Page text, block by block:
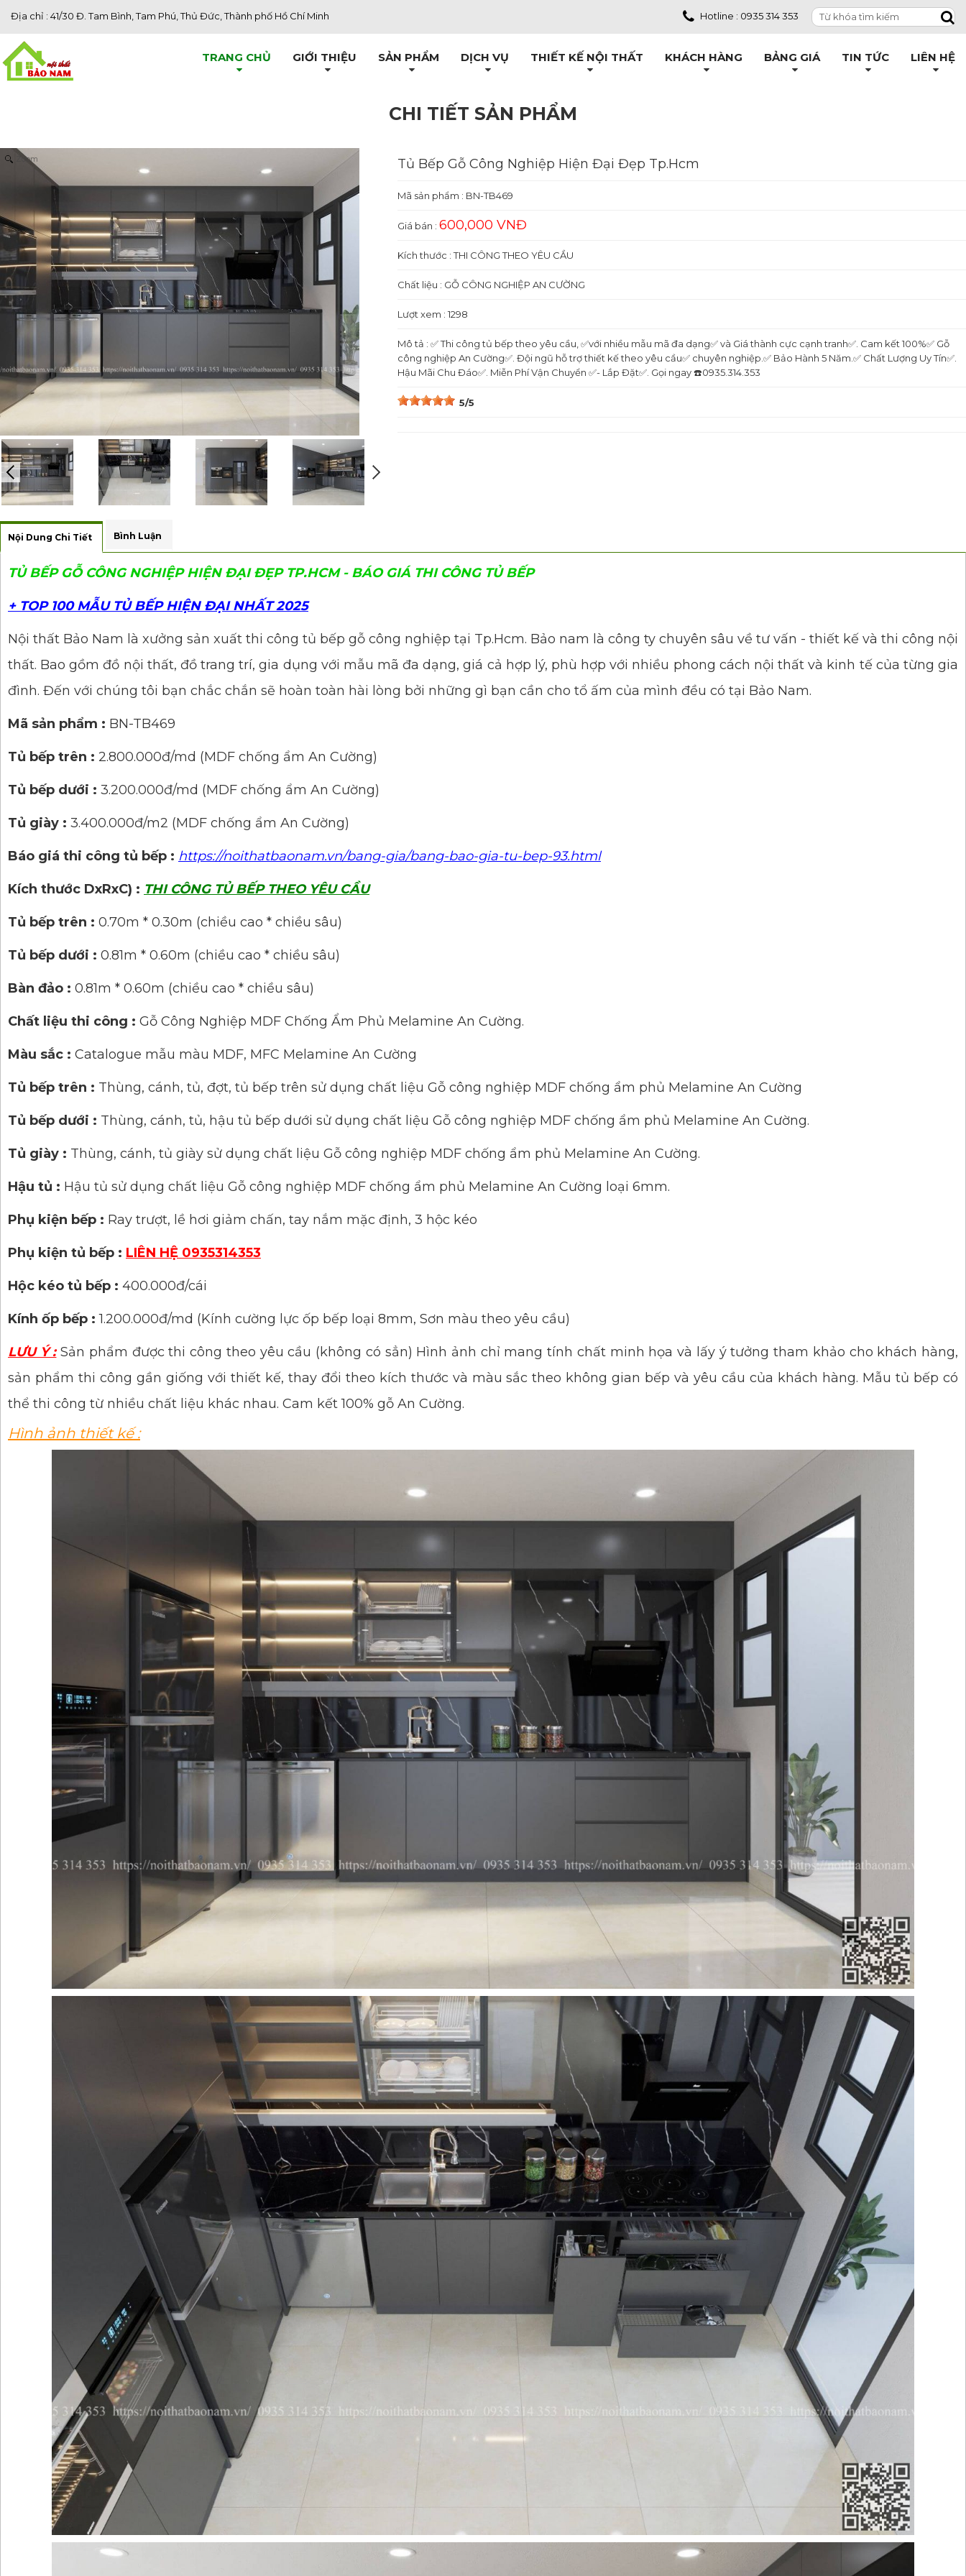
Địa chỉ : 41/30 Đ. Tam Bình, Tam Phú, Thủ Đức, Thành phố Hồ Chí Minh Hotline : 0935 314 353
TRANG CHỦ GIỚI THIỆU SẢN PHẨM DỊCH VỤ THIẾT KẾ NỘI THẤT KHÁCH HÀNG BẢNG GIÁ TIN TỨC LIÊN HỆ
CHI TIẾT SẢN PHẨM
Zoom Tủ Bếp Gỗ Công Nghiệp Hiện Đại Đẹp Tp.Hcm
Mã sản phẩm : BN-TB469
Giá bán : 600,000 VNĐ
Kích thước : THI CÔNG THEO YÊU CẦU
Chất liệu : GỖ CÔNG NGHIỆP AN CƯỜNG
Lượt xem : 1298
Mô tả : ✅ Thi công tủ bếp theo yêu cầu, ✅với nhiều mẫu mã đa dạng✅ và Giá thành cực cạnh tranh✅. Cam kết 100%✅ Gỗ
công nghiệp An Cường✅. Đội ngũ hỗ trợ thiết kế theo yêu cầu✅ chuyên nghiệp.✅ Bảo Hành 5 Năm.✅ Chất Lượng Uy Tín✅.
Hậu Mãi Chu Đáo✅. Miễn Phí Vận Chuyển ✅- Lắp Đặt✅. Gọi ngay ☎️0935.314.353
5/5
Nội Dung Chi Tiết Bình Luận
TỦ BẾP GỖ CÔNG NGHIỆP HIỆN ĐẠI ĐẸP TP.HCM - BÁO GIÁ THI CÔNG TỦ BẾP
+ TOP 100 MẪU TỦ BẾP HIỆN ĐẠI NHẤT 2025
Nội thất Bảo Nam là xưởng sản xuất thi công tủ bếp gỗ công nghiệp tại Tp.Hcm. Bảo nam là công ty chuyên sâu về tư vấn - thiết kế và thi công nội
thất. Bao gồm đồ nội thất, đồ trang trí, gia dụng với mẫu mã đa dạng, giá cả hợp lý, phù hợp với nhiều phong cách nội thất và kinh tế của từng gia
đình. Đến với chúng tôi bạn chắc chắn sẽ hoàn toàn hài lòng bởi những gì bạn cần cho tổ ấm của mình đều có tại Bảo Nam.
Mã sản phẩm : BN-TB469
Tủ bếp trên : 2.800.000đ/md (MDF chống ẩm An Cường)
Tủ bếp dưới : 3.200.000đ/md (MDF chống ẩm An Cường)
Tủ giày : 3.400.000đ/m2 (MDF chống ẩm An Cường)
Báo giá thi công tủ bếp : https://noithatbaonam.vn/bang-gia/bang-bao-gia-tu-bep-93.html
Kích thước DxRxC) : THI CÔNG TỦ BẾP THEO YÊU CẦU
Tủ bếp trên : 0.70m * 0.30m (chiều cao * chiều sâu)
Tủ bếp dưới : 0.81m * 0.60m (chiều cao * chiều sâu)
Bàn đảo : 0.81m * 0.60m (chiều cao * chiều sâu)
Chất liệu thi công : Gỗ Công Nghiệp MDF Chống Ẩm Phủ Melamine An Cường.
Màu sắc : Catalogue mẫu màu MDF, MFC Melamine An Cường
Tủ bếp trên : Thùng, cánh, tủ, đợt, tủ bếp trên sử dụng chất liệu Gỗ công nghiệp MDF chống ẩm phủ Melamine An Cường
Tủ bếp dưới : Thùng, cánh, tủ, hậu tủ bếp dưới sử dụng chất liệu Gỗ công nghiệp MDF chống ẩm phủ Melamine An Cường.
Tủ giày : Thùng, cánh, tủ giày sử dụng chất liệu Gỗ công nghiệp MDF chống ẩm phủ Melamine An Cường.
Hậu tủ : Hậu tủ sử dụng chất liệu Gỗ công nghiệp MDF chống ẩm phủ Melamine An Cường loại 6mm.
Phụ kiện bếp : Ray trượt, lề hơi giảm chấn, tay nắm mặc định, 3 hộc kéo
Phụ kiện tủ bếp : LIÊN HỆ 0935314353
Hộc kéo tủ bếp : 400.000đ/cái
Kính ốp bếp :1.200.000đ/md (Kính cường lực ốp bếp loại 8mm, Sơn màu theo yêu cầu)
LƯU Ý :Sản phẩm được thi công theo yêu cầu (không có sẳn) Hình ảnh chỉ mang tính chất minh họa và lấy ý tưởng tham khảo cho khách hàng,
sản phẩm thi công gần giống với thiết kế, thay đổi theo kích thước và màu sắc theo không gian bếp và yêu cầu của khách hàng. Mẫu tủ bếp có
thể thi công từ nhiều chất liệu khác nhau. Cam kết 100% gỗ An Cường.
Hình ảnh thiết kế :